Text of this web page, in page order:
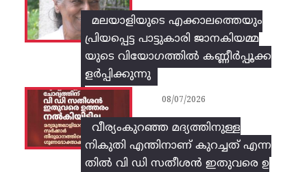
മലയാളിയുടെ എക്കാലത്തെയും
പ്രിയപ്പെട്ട പാട്ടുകാരി ജാനകിയമ്മ
യുടെ വിയോഗത്തിൽ കണ്ണീർപ്പൂക്ക
ളർപ്പിക്കുന്നു
വീര്യംകുറഞ്ഞ മദ്യത്തിനുള്ള
നികുതി എന്തിനാണ് കുറച്ചത് എന്ന
തിൽ വി ഡി സതീശൻ ഇതുവരെ ഉ
08/07/2026